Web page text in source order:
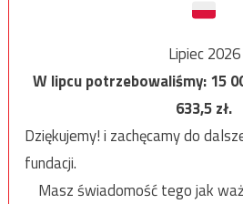
Lipiec 2026
W lipcu potrzebowaliśmy:15
633,5zł.
Dziękujemy! i zachęcamy do
fundacji.
Masz świadomość tego jak